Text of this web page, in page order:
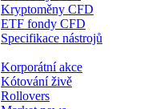
Kryptoměny CFD
ETF fondy CFD
Specifikace nástrojů
Korporátní akce
Kótování živě
Rollovers